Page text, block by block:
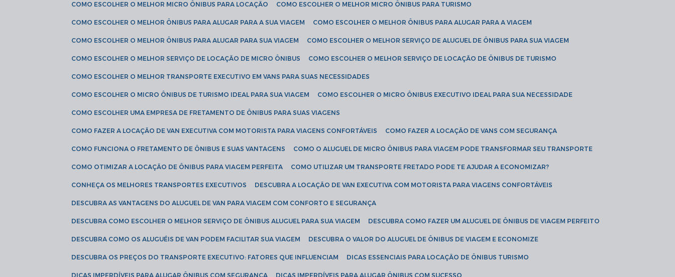
COMO ESCOLHER O MELHOR MICRO ÔNIBUS PARA LOCAÇÃO COMO ESCOLHER O MELHOR MICRO ÔNIBUS PARA TURISMO
COMO ESCOLHER O MELHOR ÔNIBUS PARA ALUGAR PARA A SUA VIAGEM COMO ESCOLHER O MELHOR ÔNIBUS PARA ALUGAR PARA A VIAGEM
COMO ESCOLHER O MELHOR ÔNIBUS PARA ALUGAR PARA SUA VIAGEM COMO ESCOLHER O MELHOR SERVIÇO DE ALUGUEL DE ÔNIBUS PARA SUA VIAGEM
COMO ESCOLHER O MELHOR SERVIÇO DE LOCAÇÃO DE MICRO ÔNIBUS COMO ESCOLHER O MELHOR SERVIÇO DE LOCAÇÃO DE ÔNIBUS DE TURISMO
COMO ESCOLHER O MELHOR TRANSPORTE EXECUTIVO EM VANS PARA SUAS NECESSIDADES
COMO ESCOLHER O MICRO ÔNIBUS DE TURISMO IDEAL PARA SUA VIAGEM COMO ESCOLHER O MICRO ÔNIBUS EXECUTIVO IDEAL PARA SUA NECESSIDADE
COMO ESCOLHER UMA EMPRESA DE FRETAMENTO DE ÔNIBUS PARA SUAS VIAGENS
COMO FAZER A LOCAÇÃO DE VAN EXECUTIVA COM MOTORISTA PARA VIAGENS CONFORTÁVEIS COMO FAZER A LOCAÇÃO DE VANS COM SEGURANÇA
COMO FUNCIONA O FRETAMENTO DE ÔNIBUS E SUAS VANTAGENS COMO O ALUGUEL DE MICRO ÔNIBUS PARA VIAGEM PODE TRANSFORMAR SEU TRANSPORTE
COMO OTIMIZAR A LOCAÇÃO DE ÔNIBUS PARA VIAGEM PERFEITA COMO UTILIZAR UM TRANSPORTE FRETADO PODE TE AJUDAR A ECONOMIZAR?
CONHEÇA OS MELHORES TRANSPORTES EXECUTIVOS DESCUBRA A LOCAÇÃO DE VAN EXECUTIVA COM MOTORISTA PARA VIAGENS CONFORTÁVEIS
DESCUBRA AS VANTAGENS DO ALUGUEL DE VAN PARA VIAGEM COM CONFORTO E SEGURANÇA
DESCUBRA COMO ESCOLHER O MELHOR SERVIÇO DE ÔNIBUS ALUGUEL PARA SUA VIAGEM DESCUBRA COMO FAZER UM ALUGUEL DE ÔNIBUS DE VIAGEM PERFEITO
DESCUBRA COMO OS ALUGUÉIS DE VAN PODEM FACILITAR SUA VIAGEM DESCUBRA O VALOR DO ALUGUEL DE ÔNIBUS DE VIAGEM E ECONOMIZE
DESCUBRA OS PREÇOS DO TRANSPORTE EXECUTIVO: FATORES QUE INFLUENCIAM DICAS ESSENCIAIS PARA LOCAÇÃO DE ÔNIBUS TURISMO
DICAS IMPERDÍVEIS PARA ALUGAR ÔNIBUS COM SEGURANÇA DICAS IMPERDÍVEIS PARA ALUGAR ÔNIBUS COM SUCESSO